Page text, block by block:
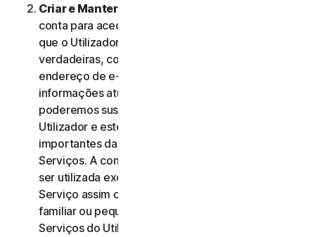
Criar e Manter uma Conta.
conta para aceder e usar os Serviços. É importante
que o Utilizador forneça informações de conta
verdadeiras, completas e atualizadas (incluindo um
endereço de e-mail válido) e mantenha essas
informações atualizadas. Se não o fizer,
poderemos suspender ou cessar a conta do
Utilizador e este poderá não receber notificações
importantes da NortonLifeLock relativamente aos
Serviços. A conta do Utilizador é pessoal e deve
ser utilizada exclusivamente pelo mesmo (ou, se o
Serviço assim o permitir, pelo seu agregado
familiar ou pequena empresa) para gerir os
Serviços do Utilizador e não deve ser utilizada por